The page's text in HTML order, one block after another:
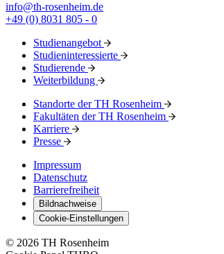
info@th-rosenheim.de
+49 (0) 8031 805 - 0
Studienangebot
Studieninteressierte
Studierende
Weiterbildung
Standorte der TH Rosenheim
Fakultäten der TH Rosenheim
Karriere
Presse
Impressum
Datenschutz
Barrierefreiheit
Bildnachweise
Cookie-Einstellungen
© 2026 TH Rosenheim